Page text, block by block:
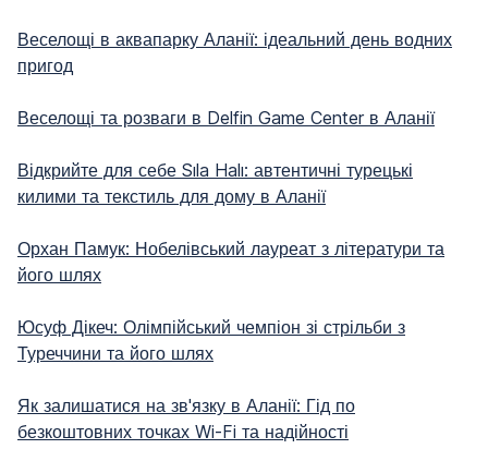
Веселощі в аквапарку Аланії: ідеальний день водних
пригод
Веселощі та розваги в Delfin Game Center в Аланії
Відкрийте для себе Sıla Halı: автентичні турецькі
килими та текстиль для дому в Аланії
Орхан Памук: Нобелівський лауреат з літератури та
його шлях
Юсуф Дікеч: Олімпійський чемпіон зі стрільби з
Туреччини та його шлях
Як залишатися на зв'язку в Аланії: Гід по
безкоштовних точках Wi-Fi та надійності